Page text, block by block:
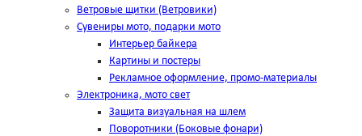
Ветровые щитки (Ветровики)
Сувениры мото, подарки мото
Интерьер байкера
Картины и постеры
Рекламное оформление, промо-материалы
Электроника, мото свет
Защита визуальная на шлем
Поворотники (Боковые фонари)